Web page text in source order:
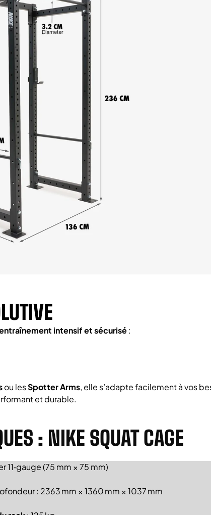
intensif et sécurisé:
ou lesSpotter Arms, elle s’adapte facilement à vos
et durable.
: NIKE SQUAT CAGE
11‑gauge (75 mm × 75 mm)
: 2363 mm × 1360 mm × 1037 mm